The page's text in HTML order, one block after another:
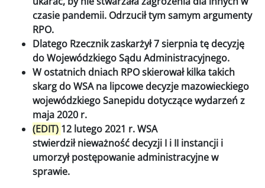
czasie pandemii. Odrzucił tym samym argumenty
RPO.
Dlatego Rzecznik zaskarżył 7 sierpnia tę decyzję
do Wojewódzkiego Sądu Administracyjnego.
W ostatnich dniach RPO skierował kilka takich
skarg do WSA na lipcowe decyzje mazowieckiego
wojewódzkiego Sanepidu dotyczące wydarzeń z
maja 2020 r.
(EDIT) 12 lutego 2021 r. WSA
stwierdził nieważność decyzji I i II instancji i
umorzył postępowanie administracyjne w
sprawie.